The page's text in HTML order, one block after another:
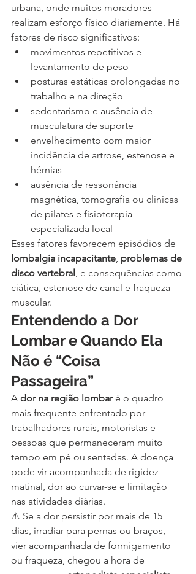
urbana, onde muitos moradores
realizam esforço físico diariamente. Há
fatores de risco significativos:
movimentos repetitivos e
levantamento de peso
posturas estáticas prolongadas no
trabalho e na direção
sedentarismo e ausência de
musculatura de suporte
envelhecimento com maior
incidência de artrose, estenose e
hérnias
ausência de ressonância
magnética, tomografia ou clínicas
de pilates e fisioterapia
especializada local
Esses fatores favorecem episódios de
lombalgia incapacitante, problemas de
disco vertebral , e consequências como
ciática, estenose de canal e fraqueza
muscular.
Entendendo a Dor
Lombar e Quando Ela
Não é “Coisa
Passageira”
A dor na região lombar é o quadro
mais frequente enfrentado por
trabalhadores rurais, motoristas e
pessoas que permaneceram muito
tempo em pé ou sentadas. A doença
pode vir acompanhada de rigidez
matinal, dor ao curvar-se e limitação
nas atividades diárias.
⚠️ Se a dor persistir por mais de 15
dias, irradiar para pernas ou braços,
vier acompanhada de formigamento
ou fraqueza, chegou a hora de